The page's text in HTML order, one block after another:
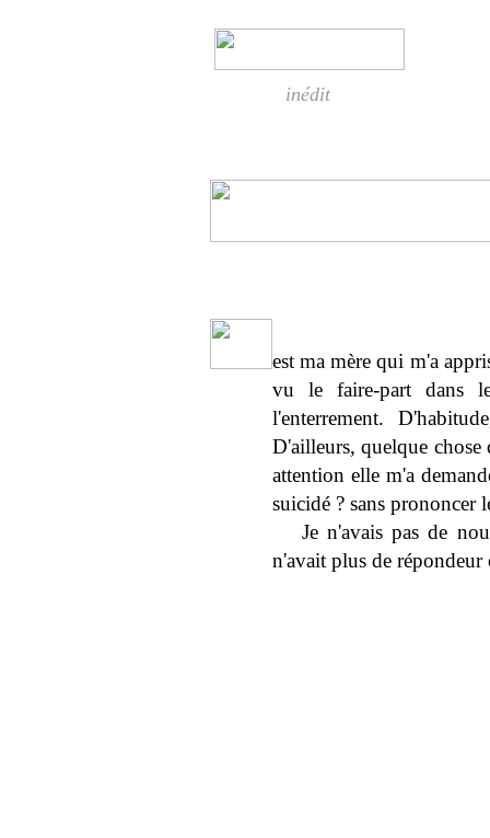
inédit
est ma mère qui m'a
vu le faire-part dans
l'enterrement.
D'ailleurs, quelque
attention elle m'a
suicidé ? sans prononcer
Je n'avais pas de
n'avait plus de